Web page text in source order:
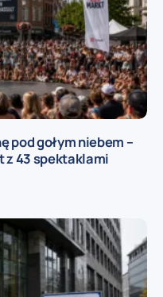
pod gołym niebem –
z 43 spektaklami